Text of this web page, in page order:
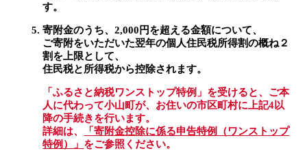
す。
寄附金のうち、2,000円を超える金額について、
ご寄附をいただいた翌年の個人住民税所得割の概ね２
割を上限として、
住民税と所得税から控除されます。
「ふるさと納税ワンストップ特例」を受けると、ご本
人に代わって小山町が、お住いの市区町村に上記4以
降の手続きを行います。
詳細は、
「寄附金控除に係る申告特例（ワンストップ
特例）」 をご参照ください。